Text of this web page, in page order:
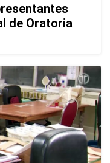
de Oratoria